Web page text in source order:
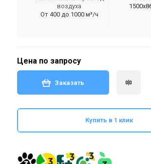
воздуха
От 400 до 1000 м³/ч
Цена по запросу
Заказать
Купить в 1 клик